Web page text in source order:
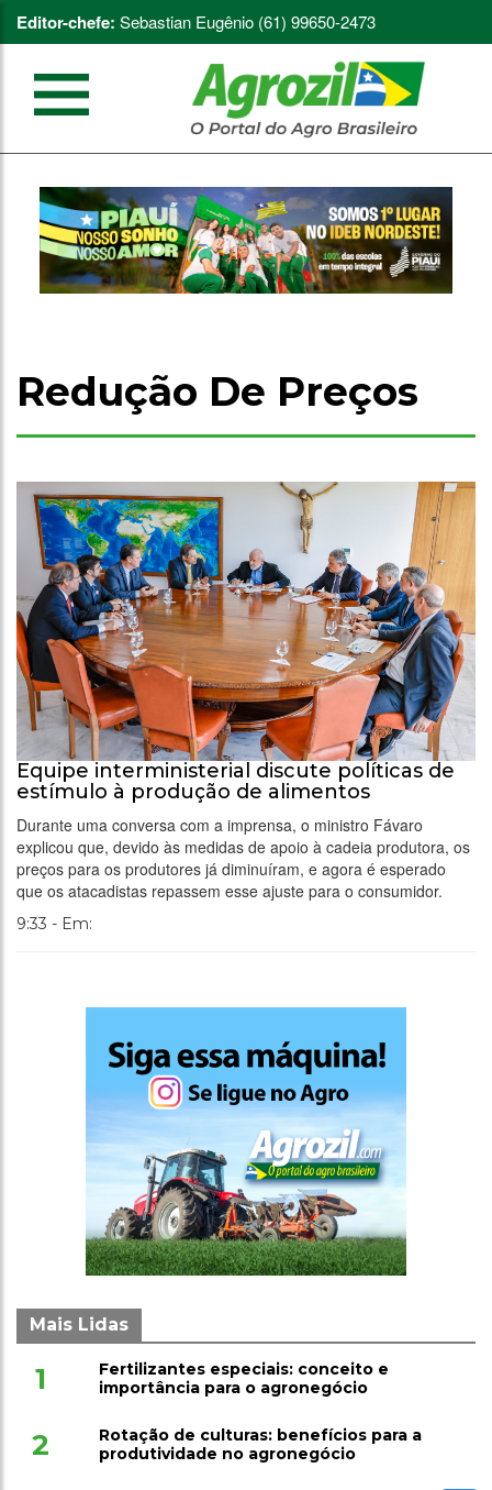
Editor-chefe: Sebastian Eugênio (61) 99650-2473
Redução De Preços
Equipe interministerial discute políticas de
estímulo à produção de alimentos
Durante uma conversa com a imprensa, o ministro Fávaro
explicou que, devido às medidas de apoio à cadeia produtora, os
preços para os produtores já diminuíram, e agora é esperado
que os atacadistas repassem esse ajuste para o consumidor.
9:33 - Em:
Mais Lidas
1
Fertilizantes especiais: conceito e
importância para o agronegócio
2
Rotação de culturas: benefícios para a
produtividade no agronegócio